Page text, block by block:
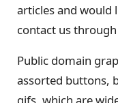
articles and would
contact us through
Public domain
assorted buttons,